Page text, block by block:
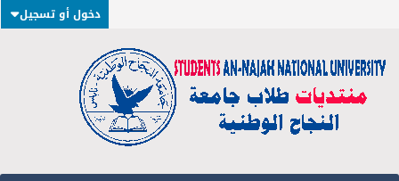
دخول أو تسجيل